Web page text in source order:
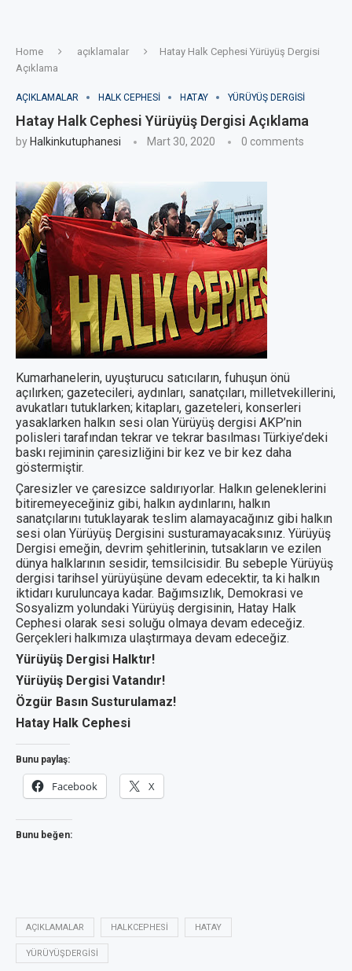
Home açıklamalar
Hatay Halk Cephesi Yürüyüş Dergisi
Açıklama
AÇIKLAMALAR HALK CEPHESI HATAY YÜRÜYÜŞ DERGISI
Hatay Halk Cephesi Yürüyüş Dergisi Açıklama
by Halkinkutuphanesi Mart 30, 2020 0 comments
Kumarhanelerin, uyuşturucu satıcıların, fuhuşun önü
açılırken; gazetecileri, aydınları, sanatçıları, milletvekillerini,
avukatları tutuklarken; kitapları, gazeteleri, konserleri
yasaklarken halkın sesi olan Yürüyüş dergisi AKP’nin
polisleri tarafından tekrar ve tekrar basılması Türkiye’deki
baskı rejiminin çaresizliğini bir kez ve bir kez daha
göstermiştir.
Çaresizler ve çaresizce saldırıyorlar. Halkın geleneklerini
bitiremeyeceğiniz gibi, halkın aydınlarını, halkın
sanatçılarını tutuklayarak teslim alamayacağınız gibi halkın
sesi olan Yürüyüş Dergisini susturamayacaksınız. Yürüyüş
Dergisi emeğin, devrim şehitlerinin, tutsakların ve ezilen
dünya halklarının sesidir, temsilcisidir. Bu sebeple Yürüyüş
dergisi tarihsel yürüyüşüne devam edecektir, ta ki halkın
iktidarı kuruluncaya kadar. Bağımsızlık, Demokrasi ve
Sosyalizm yolundaki Yürüyüş dergisinin, Hatay Halk
Cephesi olarak sesi soluğu olmaya devam edeceğiz.
Gerçekleri halkımıza ulaştırmaya devam edeceğiz.
Yürüyüş Dergisi Halktır!
Yürüyüş Dergisi Vatandır!
Özgür Basın Susturulamaz!
Hatay Halk Cephesi
Bunu paylaş:
Facebook X
Bunu beğen:
AÇIKLAMALAR HALKCEPHESI HATAY
YÜRÜYÜŞDERGISI